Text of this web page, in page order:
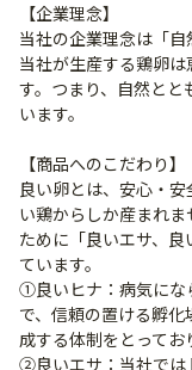
【企業理念】
当社の企業理念は「自
当社が生産する鶏卵
す。つまり、自然とと
います。
【商品へのこだわり】
良い卵とは、安心・
い鶏からしか産まれ
ために「良いエサ、
ています。
①良いヒナ：病気にな
で、信頼の置ける孵
成する体制をとってお
②良いエサ：当社では